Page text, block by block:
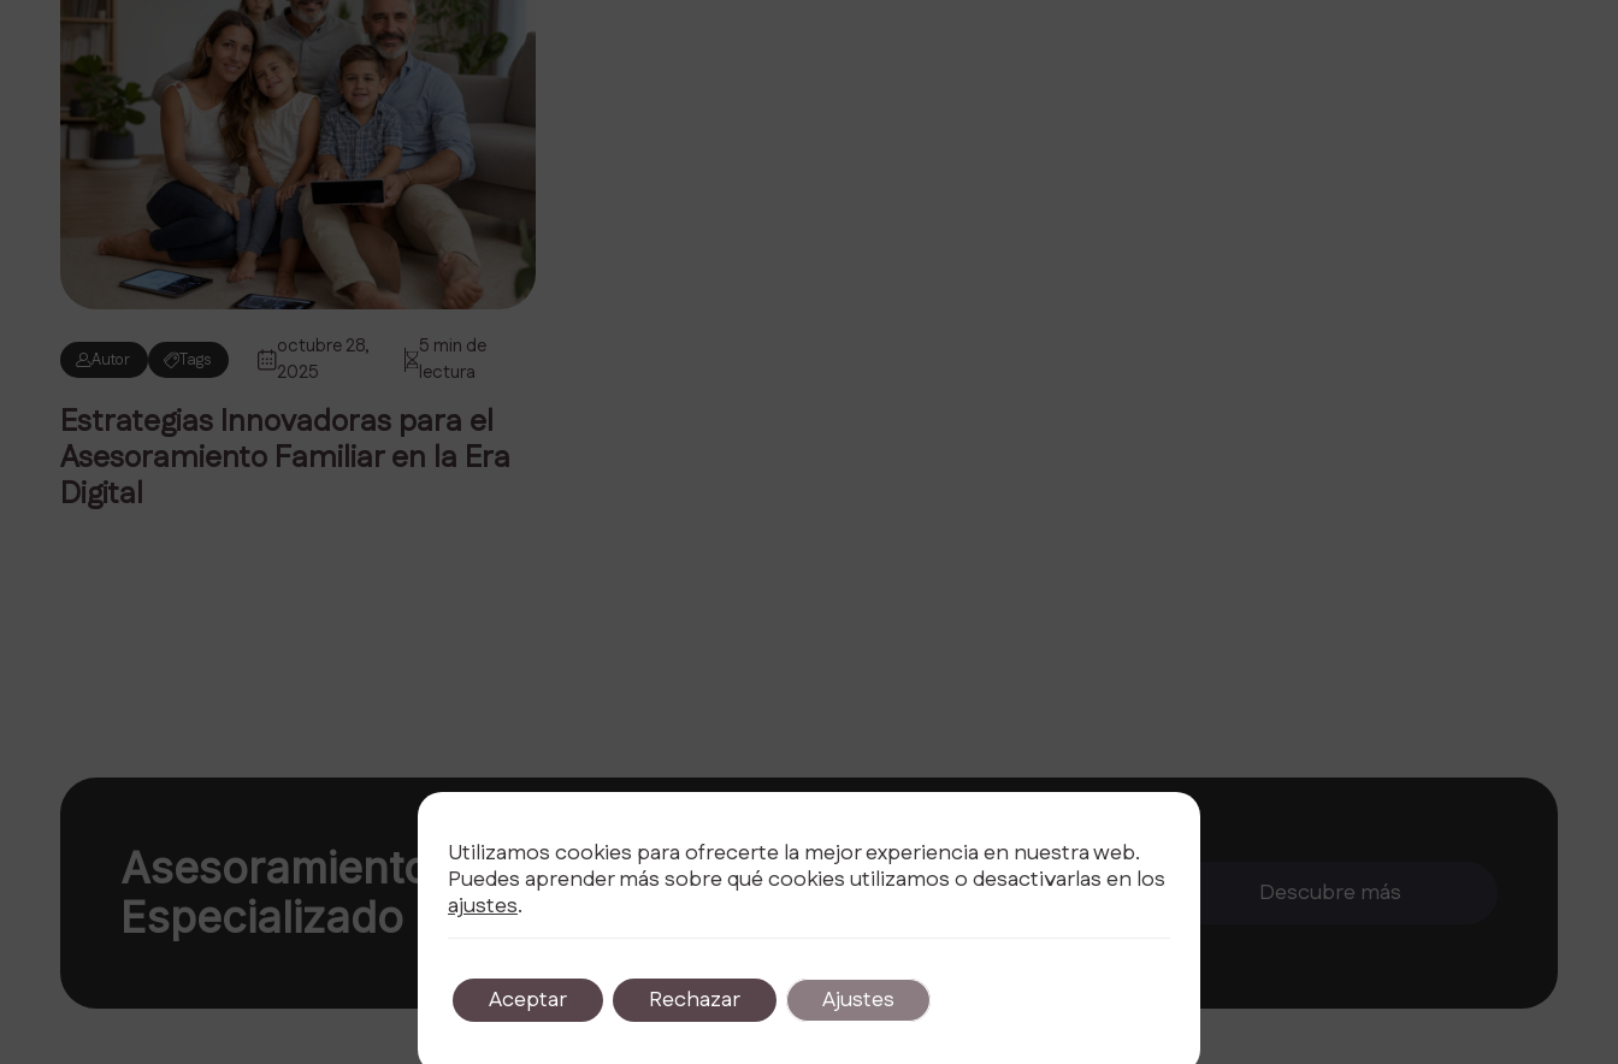
Autor Tags
octubre 28,
2025
5 min de
lectura
Estrategias Innovadoras para el
Asesoramiento Familiar en la Era
Digital
Asesoramiento
Especializado
Ofrecemos consultoría personalizada en educación y
apoyo familiar. Mejora el bienestar familiar con
Descubre más
Utilizamos cookies para ofrecerte la mejor experiencia en nuestra web.
Puedes aprender más sobre qué cookies utilizamos o desactivarlas en los
ajustes.
Aceptar Rechazar Ajustes